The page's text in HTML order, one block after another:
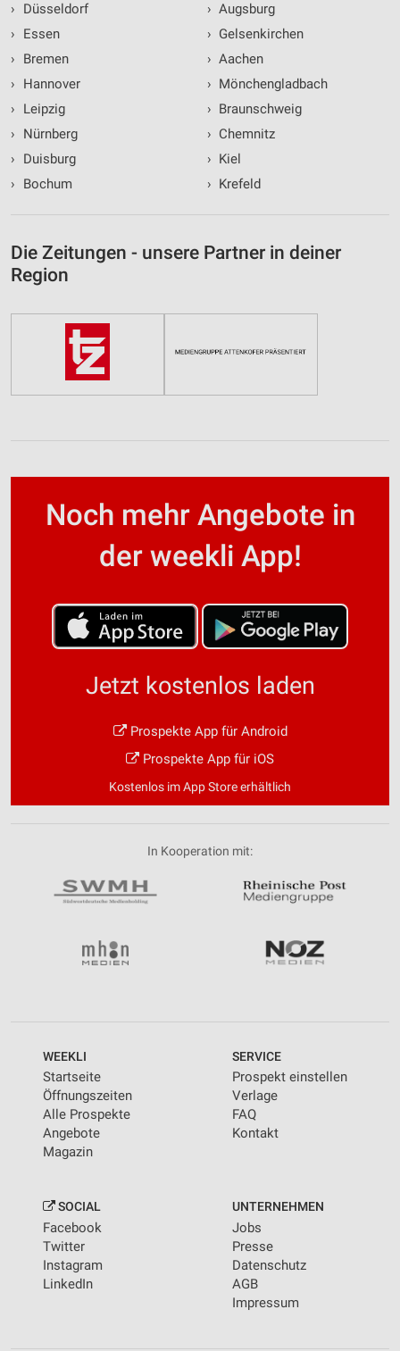
›
Düsseldorf
›
Essen
›
Bremen
›
Hannover
›
Leipzig
›
Nürnberg
›
Duisburg
›
Bochum
› Augsburg
› Gelsenkirchen
› Aachen
› Mönchengladbach
› Braunschweig
› Chemnitz
› Kiel
› Krefeld
Die Zeitungen - unsere Partner in deiner
Region
Noch mehr Angebote in
der weekli App!
Jetzt kostenlos laden
Prospekte App für Android
Prospekte App für iOS
Kostenlos im App Store erhältlich
In Kooperation mit:
WEEKLI
Startseite
Öffnungszeiten
Alle Prospekte
Angebote
Magazin
SERVICE
Prospekt einstellen
Verlage
FAQ
Kontakt
SOCIAL
Facebook
Twitter
Instagram
LinkedIn
UNTERNEHMEN
Jobs
Presse
Datenschutz
AGB
Impressum